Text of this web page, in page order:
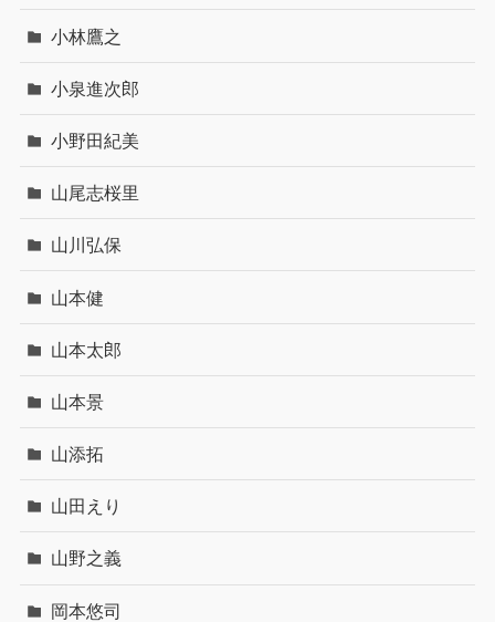
小林鷹之
小泉進次郎
小野田紀美
山尾志桜里
山川弘保
山本健
山本太郎
山本景
山添拓
山田えり
山野之義
岡本悠司